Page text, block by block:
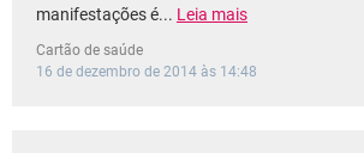
manifestações é... Leia mais
Cartão de saúde
16 de dezembro de 2014 às 14:48